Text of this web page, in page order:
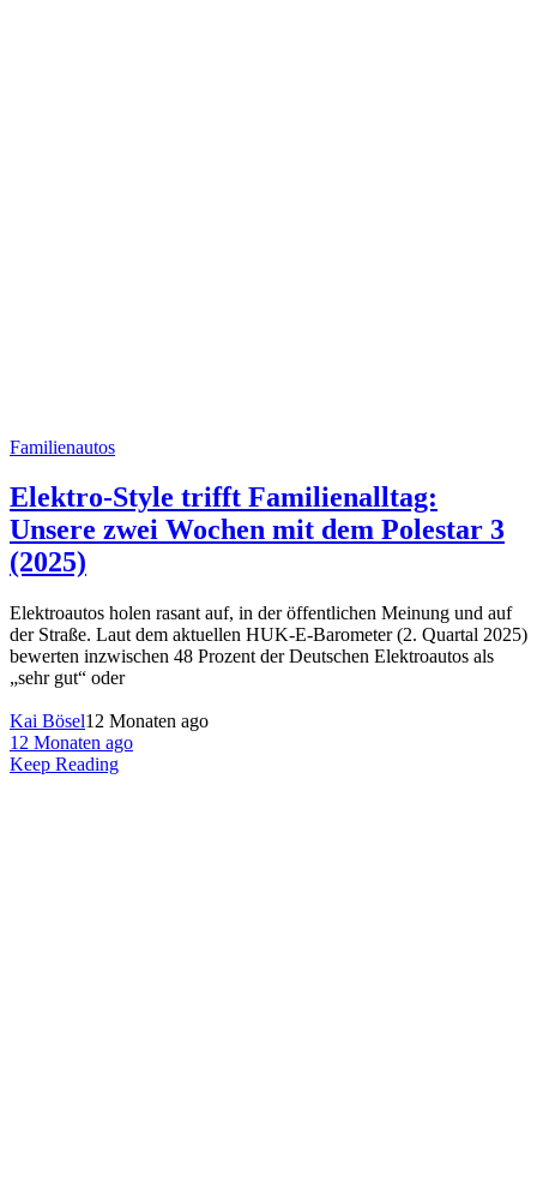
Familienautos
Elektro-Style trifft Familienalltag:
Unsere zwei Wochen mit dem Polestar 3
(2025)
Elektroautos holen rasant auf, in der öffentlichen Meinung und auf
der Straße. Laut dem aktuellen HUK-E-Barometer (2. Quartal 2025)
bewerten inzwischen 48 Prozent der Deutschen Elektroautos als
„sehr gut“ oder
Kai Bösel12 Monaten ago
12 Monaten ago
Keep Reading